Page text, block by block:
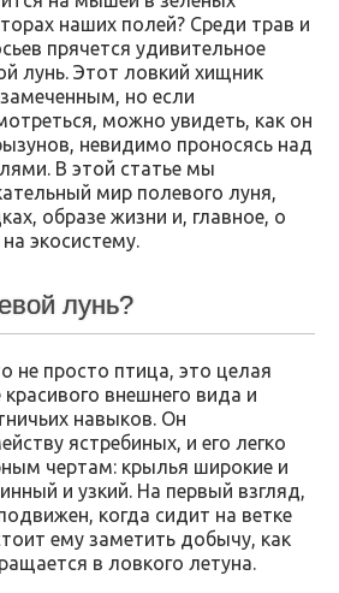
наших полей? Среди трав и
прячется удивительное
лунь. Этот ловкий хищник
но если
можно увидеть, как он
невидимо проносясь над
В этой статье мы
мир полевого луня,
образе жизни и, главное, о
экосистему.
лунь?
не просто птица, это целая
красивого внешнего вида и
навыков. Он
ястребиных, и его легко
чертам: крылья широкие и
и узкий. На первый взгляд,
когда сидит на ветке
ему заметить добычу, как
в ловкого летуна.